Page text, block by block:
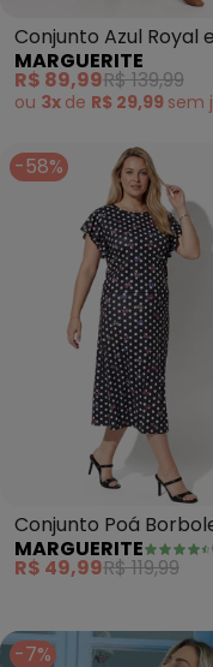
Conjunto Azul Royal
Laise
MARGUERITE
R$ 89,99R$ 139,99
ou 3x de R$ 29,99 sem
-58%
Conjunto Poá
em Jersey
MARGUERITE
R$ 49,99R$ 119,99
-7%